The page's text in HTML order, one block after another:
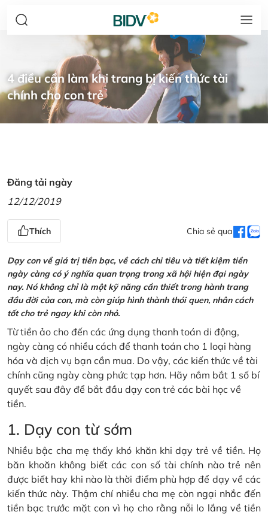
4 điều cần làm khi trang bị kiến thức tài
chính cho con trẻ
Đăng tải ngày
12/12/2019
Thích Chia sẻ qua
Dạy con về giá trị tiền bạc, về cách chi tiêu và tiết kiệm tiền
ngày càng có ý nghĩa quan trọng trong xã hội hiện đại ngày
nay. Nó không chỉ là một kỹ năng cần thiết trong hành trang
đầu đời của con, mà còn giúp hình thành thói quen, nhân cách
tốt cho trẻ ngay khi còn nhỏ.
Từ tiền ảo cho đến các ứng dụng thanh toán di động,
ngày càng có nhiều cách để thanh toán cho 1 loại hàng
hóa và dịch vụ bạn cần mua. Do vậy, các kiến thức về tài
chính cũng ngày càng phức tạp hơn. Hãy nắm bắt 1 số bí
quyết sau đây để bắt đầu dạy con trẻ các bài học về
tiền.
1. Dạy con từ sớm
Nhiều bậc cha mẹ thấy khó khăn khi dạy trẻ về tiền. Họ
băn khoăn không biết các con số tài chính nào trẻ nên
được biết hay khi nào là thời điểm phù hợp để dạy về các
kiến thức này. Thậm chí nhiều cha mẹ còn ngại nhắc đến
tiền bạc trước mặt con vì họ cho rằng nỗi lo lắng về tiền